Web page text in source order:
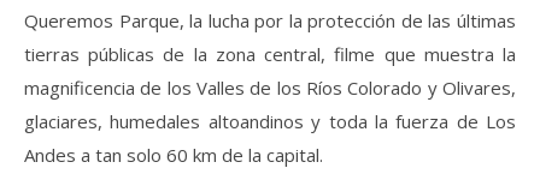
Queremos Parque, la lucha por la protección de las últimas
tierras públicas de la zona central, filme que muestra la
magnificencia de los Valles de los Ríos Colorado y Olivares,
glaciares, humedales altoandinos y toda la fuerza de Los
Andes a tan solo 60 km de la capital.